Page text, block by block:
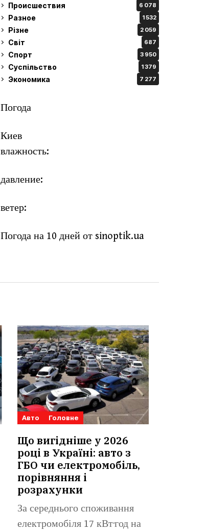
Происшествия 6 078
Разное 1 532
Різне 2 059
Світ 687
Спорт 3 950
Суспільство 1 379
Экономика 7 277
Погода
Киев
влажность:
давление:
ветер:
Погода на 10 дней от sinoptik.ua
Авто Головне
Що вигідніше у 2026
році в Україні: авто з
ГБО чи електромобіль,
порівняння і
розрахунки
За середнього споживання
електромобіля 17 кВт·год на